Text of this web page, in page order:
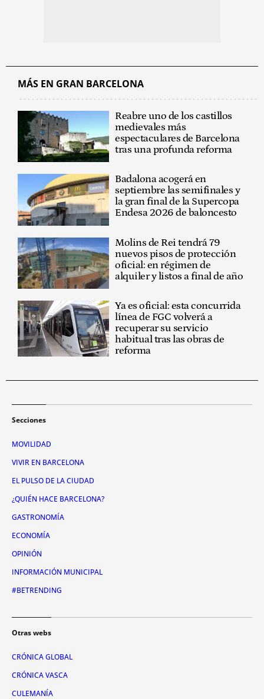
MÁS EN GRAN BARCELONA
Reabre uno de los castillos
medievales más
espectaculares de Barcelona
tras una profunda reforma
Badalona acogerá en
septiembre las semifinales y
la gran final de la Supercopa
Endesa 2026 de baloncesto
Molins de Rei tendrá 79
nuevos pisos de protección
oficial: en régimen de
alquiler y listos a final de año
Ya es oficial: esta concurrida
línea de FGC volverá a
recuperar su servicio
habitual tras las obras de
reforma
Secciones
MOVILIDAD
VIVIR EN BARCELONA
EL PULSO DE LA CIUDAD
¿QUIÉN HACE BARCELONA?
GASTRONOMÍA
ECONOMÍA
OPINIÓN
INFORMACIÓN MUNICIPAL
#BETRENDING
Otras webs
CRÓNICA GLOBAL
CRÓNICA VASCA
CULEMANÍA